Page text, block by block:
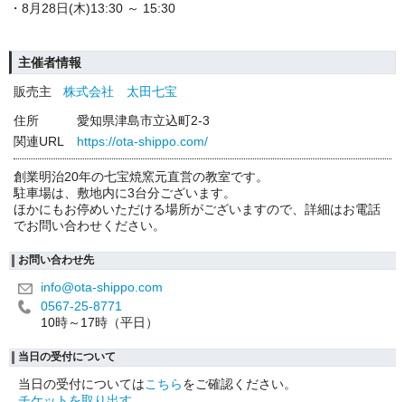
・8月28日(木)13:30 ～ 15:30
主催者情報
販売主
株式会社 太田七宝
住所
愛知県津島市立込町2-3
関連URL
https://ota-shippo.com/
創業明治20年の七宝焼窯元直営の教室です。
駐車場は、敷地内に3台分ございます。
ほかにもお停めいただける場所がございますので、詳細はお電話
でお問い合わせください。
お問い合わせ先
info@ota-shippo.com
0567-25-8771
10時～17時（平日）
当日の受付について
当日の受付についてはこちらをご確認ください。